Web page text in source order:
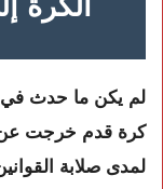
لم يكن ما حدث في
كرة قدم خرجت عن
لمدى صلابة